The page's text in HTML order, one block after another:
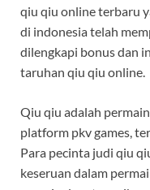
qiu qiu online terbaru
di indonesia telah
dilengkapi bonus dan
taruhan qiu qiu online.
Qiu qiu adalah
platform pkv games,
Para pecinta judi qiu
keseruan dalam